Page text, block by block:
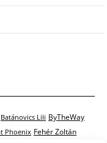
Batánovics Lili ByTheWay
Phoenix Fehér Zoltán